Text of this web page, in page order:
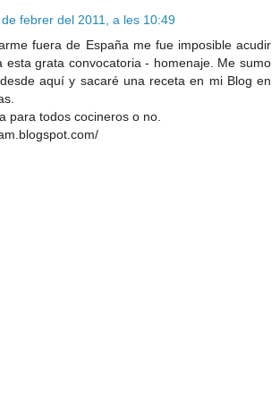
de febrer del 2011, a les 10:49
fuera de España me fue imposible acudir
esta grata convocatoria - homenaje. Me sumo
aquí y sacaré una receta en mi Blog en
para todos cocineros o no.